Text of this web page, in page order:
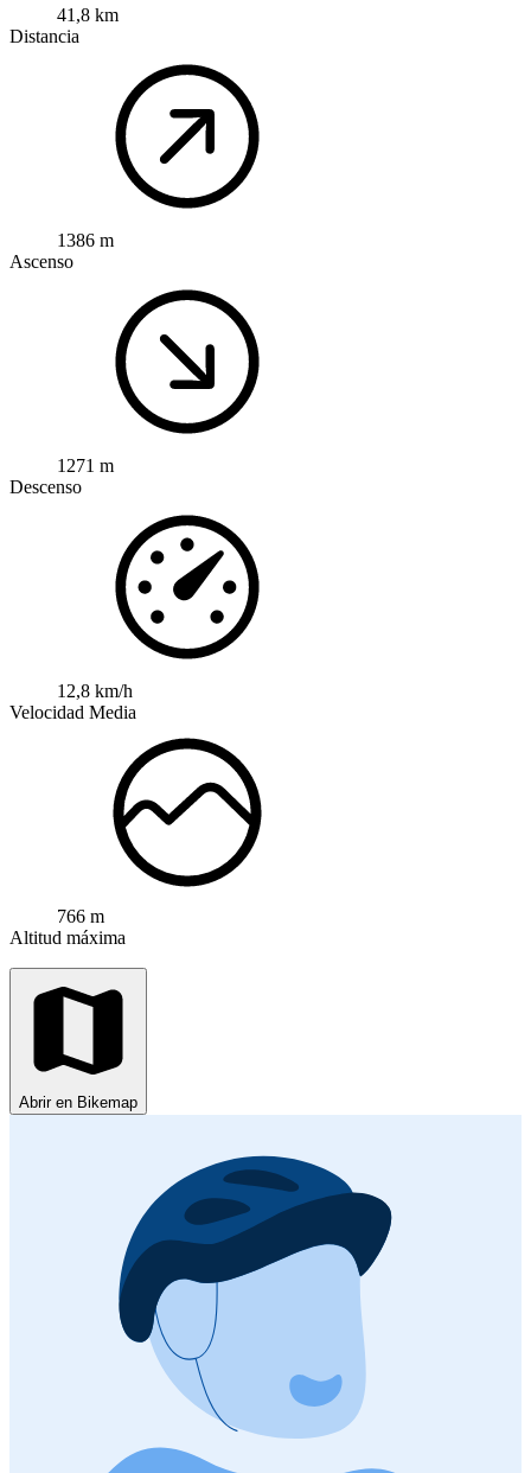
41,8 km
Distancia
1386 m
Ascenso
1271 m
Descenso
12,8 km/h
Velocidad Media
766 m
Altitud máxima
Abrir en Bikemap